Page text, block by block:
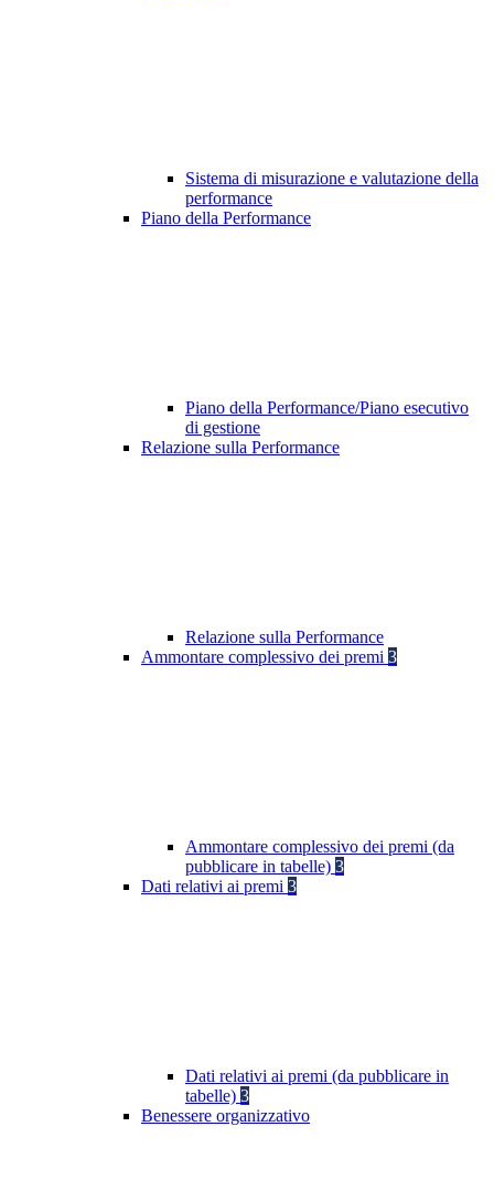
Sistema di misurazione e valutazione della
performance
Piano della Performance
Piano della Performance/Piano esecutivo
di gestione
Relazione sulla Performance
Relazione sulla Performance
Ammontare complessivo dei premi 3
Ammontare complessivo dei premi (da
pubblicare in tabelle) 3
Dati relativi ai premi 3
Dati relativi ai premi (da pubblicare in
tabelle) 3
Benessere organizzativo